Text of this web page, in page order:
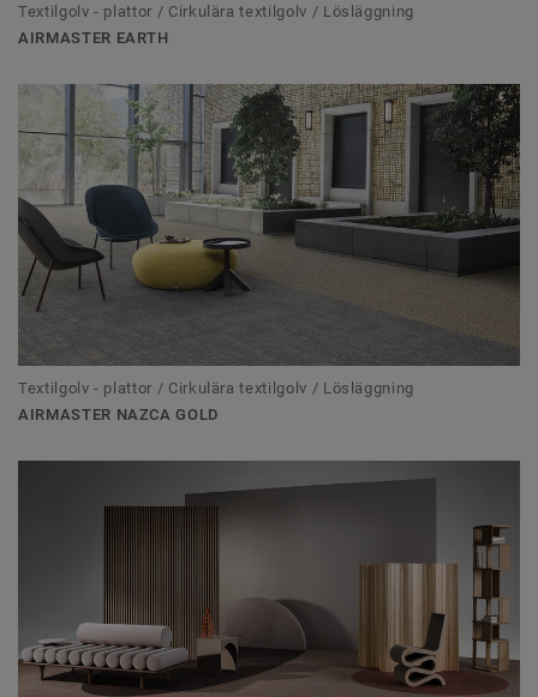
Textilgolv - plattor / Cirkulära textilgolv / Lösläggning
AIRMASTER EARTH
Textilgolv - plattor / Cirkulära textilgolv / Lösläggning
AIRMASTER NAZCA GOLD